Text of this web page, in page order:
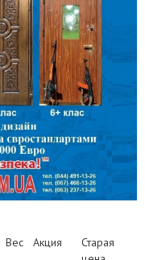
Вес Акция
Старая